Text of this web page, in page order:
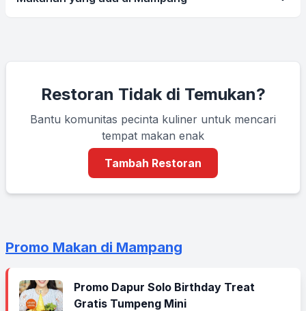
Restoran Tidak di Temukan?
Bantu komunitas pecinta kuliner untuk mencari
tempat makan enak
Tambah Restoran
Promo Makan di Mampang
Promo Dapur Solo Birthday Treat
Gratis Tumpeng Mini